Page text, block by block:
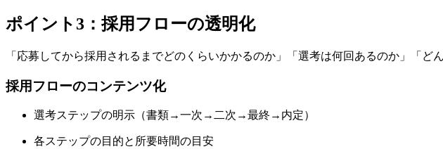
ポイント3：採用フローの透明化
「応募してから採用されるまでどのくらいかかるのか」「選考は何回あるのか」「
採用フローのコンテンツ化
選考ステップの明示（書類→一次→二次→最終→内定）
各ステップの目的と所要時間の目安